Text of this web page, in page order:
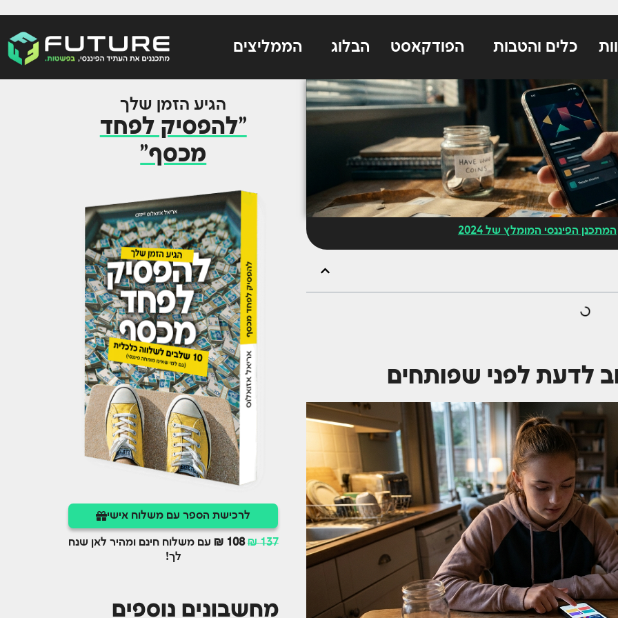
כלים והטבות הפודקאסט הבלוג הממליצים
המתכנן הפיננסי המומלץ של 2024
לדעת לפני שפותחים
הגיע הזמן שלך
"להפסיק לפחד
מכסף"
לרכישת הספר עם משלוח אישי
137 ₪
108 ₪
עם משלוח חינם ומהיר לאן שנח
לך!
מחשבונים נוספים